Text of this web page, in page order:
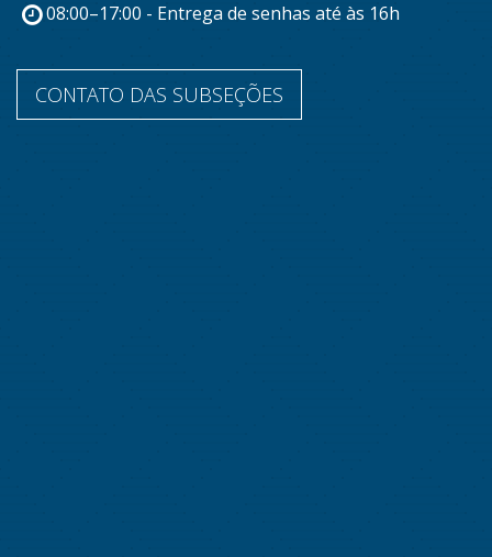
08:00–17:00 - Entrega de senhas até às 16h
CONTATO DAS SUBSEÇÕES